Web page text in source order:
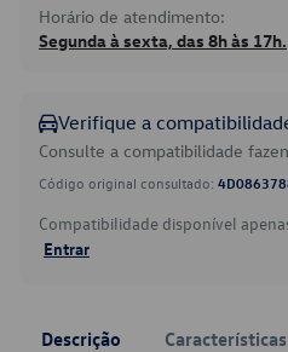
Horário de atendimento:
Segunda à sexta, das 8h às 17h.
Verifique a
Consulte a compatibilidade
Código original consultado:
Compatibilidade disponível
Entrar
Descrição Características